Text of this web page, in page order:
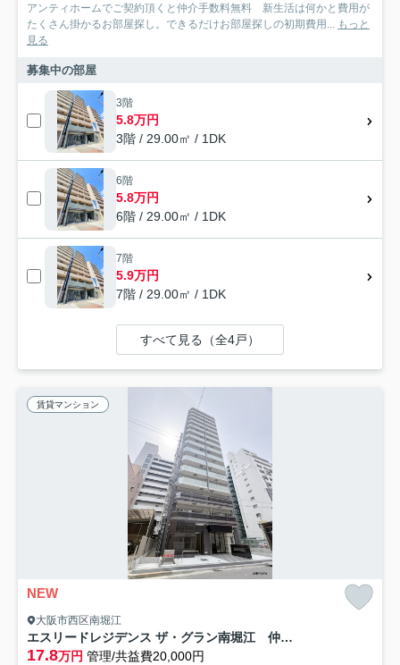
アンティホームでご契約頂くと仲介手数料無料 新生活は何かと費用が
たくさん掛かるお部屋探し。できるだけお部屋探しの初期費用...
もっと
見る
募集中の部屋
3階
5.8万円
3階 / 29.00㎡ / 1DK
6階
5.8万円
6階 / 29.00㎡ / 1DK
7階
5.9万円
7階 / 29.00㎡ / 1DK
すべて見る（全4戸）
賃貸マンション
NEW
大阪市西区南堀江
エスリードレジデンス ザ・グラン南堀江 仲介手数料無料
17.8万円 管理/共益費20,000円